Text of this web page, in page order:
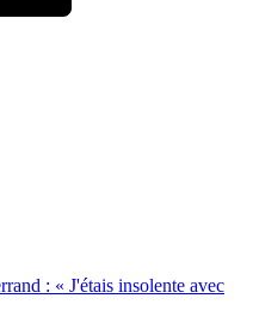
: « J'étais insolente avec